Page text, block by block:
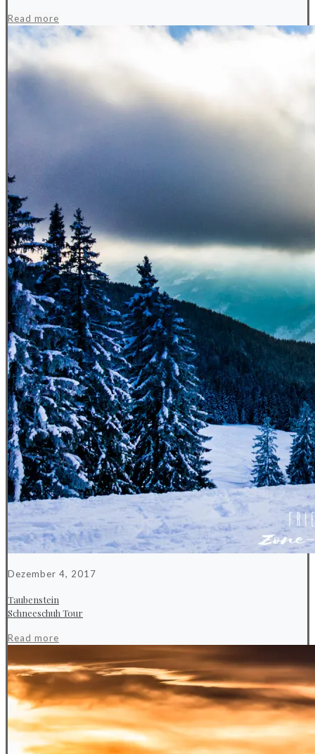
Read more
Dezember 4, 2017
Taubenstein
Schneeschuh Tour
Read more